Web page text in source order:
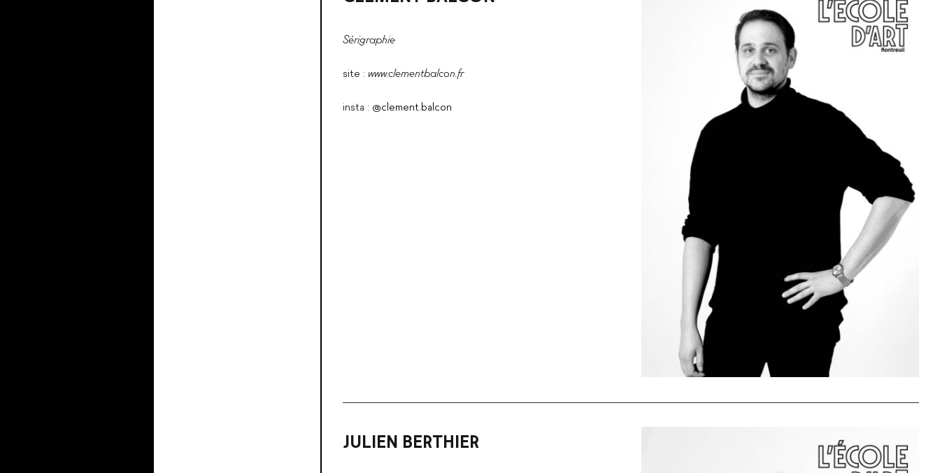
Sérigraphie
site : www.clementbalcon.fr
insta : @clement.balcon
JULIEN BERTHIER